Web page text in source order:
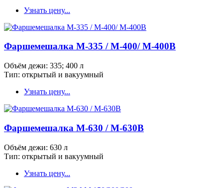
Узнать цену...
Фаршемешалка М-335 / М-400/ M-400В
Объём дежи: 335; 400 л
Тип: открытый и вакуумный
Узнать цену...
Фаршемешалка М-630 / М-630В
Объём дежи: 630 л
Тип: открытый и вакуумный
Узнать цену...